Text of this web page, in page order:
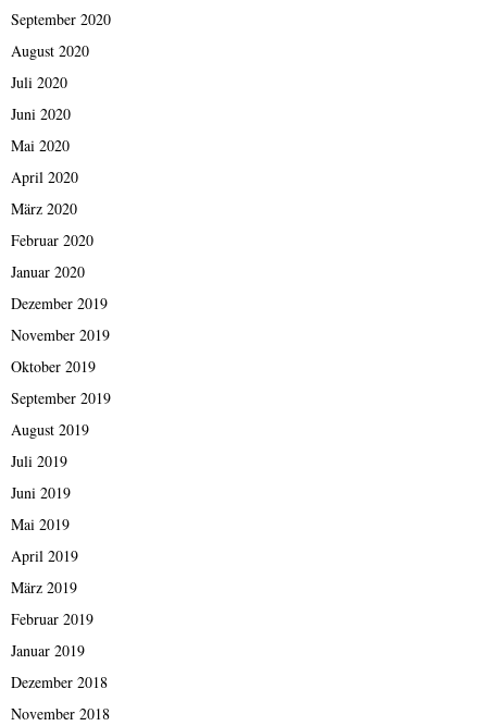
September 2020
August 2020
Juli 2020
Juni 2020
Mai 2020
April 2020
März 2020
Februar 2020
Januar 2020
Dezember 2019
November 2019
Oktober 2019
September 2019
August 2019
Juli 2019
Juni 2019
Mai 2019
April 2019
März 2019
Februar 2019
Januar 2019
Dezember 2018
November 2018